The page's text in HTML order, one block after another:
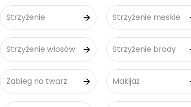
Strzyżenie Strzyżenie męskie
Strzyżenie włosów Strzyżenie brody
Zabieg na twarz Makijaż